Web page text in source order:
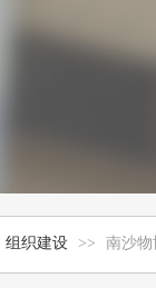
组织建设 >> 南沙